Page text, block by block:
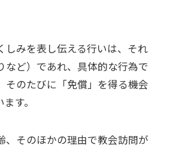
しみを表し伝える行いは、それ
など）であれ、具体的な行為で
そのたびに「免償」を得る機会
す。
、そのほかの理由で教会訪問が